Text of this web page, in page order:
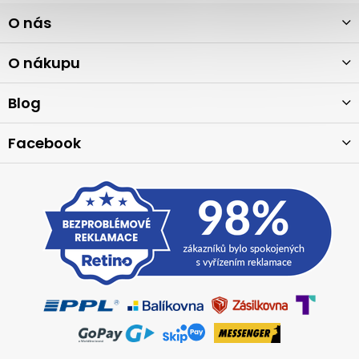
á
p
a
t
O nás
O nákupu
Blog
Facebook